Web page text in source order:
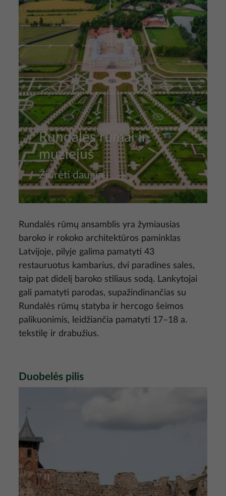
Rundalės rūmai ir
muziejus
Žiūrėti daugiau
Rundalės rūmų ansamblis yra žymiausias
baroko ir rokoko architektūros paminklas
Latvijoje, pilyje galima pamatyti 43
restauruotus kambarius, dvi paradines sales,
taip pat didelį baroko stiliaus sodą. Lankytojai
gali pamatyti parodas, supažindinančias su
Rundalės rūmų statyba ir hercogo šeimos
palikuonimis, leidžiančia pamatyti 17–18 a.
tekstilę ir drabužius.
Duobelės pilis